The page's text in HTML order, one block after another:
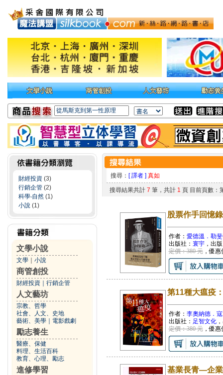
財經投資 (3)
行銷企管 (2)
科學‧自然 (1)
小說 (1)
文學小說
文學 小說
商管創投
財經投資 行銷企管
人文藝坊
宗教、哲學
社會、人文、史地
藝術、美學
電影戲劇
勵志養生
醫療、保健
料理、生活百科
教育、心理、勵志
進修學習
搜尋： [ 譯者 ] 真如
搜尋結果共計 7 筆，共計 1 頁 目前頁數：
股票作手回憶
作者： 愛德溫．勒
出版社： 寰宇，出
定價：380 元，優惠
第11種大瘟疫
作者： 李奧納德．
出版社： 足智文化
定價：380 元，優惠
基業長青—企